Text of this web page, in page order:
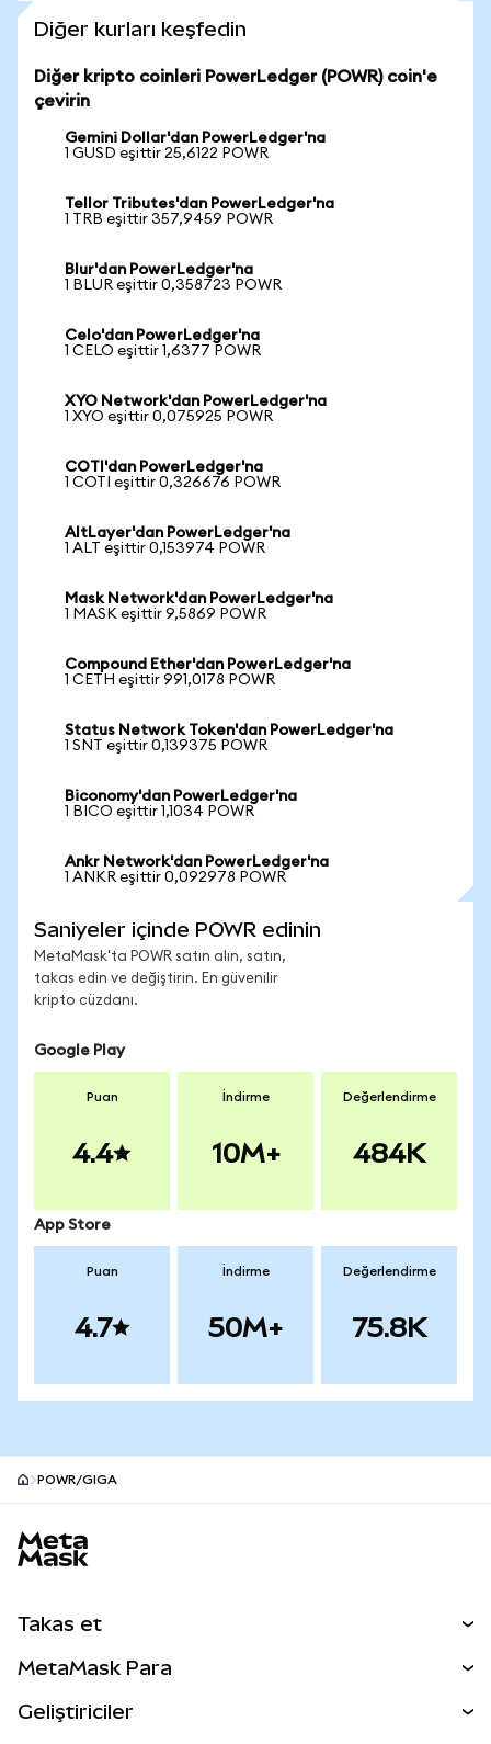
Diğer kurları keşfedin
Diğer kripto coinleri PowerLedger (POWR) coin'e
çevirin
Gemini Dollar'dan PowerLedger'na
1 GUSD eşittir 25,6122 POWR
Tellor Tributes'dan PowerLedger'na
1 TRB eşittir 357,9459 POWR
Blur'dan PowerLedger'na
1 BLUR eşittir 0,358723 POWR
Celo'dan PowerLedger'na
1 CELO eşittir 1,6377 POWR
XYO Network'dan PowerLedger'na
1 XYO eşittir 0,075925 POWR
COTI'dan PowerLedger'na
1 COTI eşittir 0,326676 POWR
AltLayer'dan PowerLedger'na
1 ALT eşittir 0,153974 POWR
Mask Network'dan PowerLedger'na
1 MASK eşittir 9,5869 POWR
Compound Ether'dan PowerLedger'na
1 CETH eşittir 991,0178 POWR
Status Network Token'dan PowerLedger'na
1 SNT eşittir 0,139375 POWR
Biconomy'dan PowerLedger'na
1 BICO eşittir 1,1034 POWR
Ankr Network'dan PowerLedger'na
1 ANKR eşittir 0,092978 POWR
Saniyeler içinde POWR edinin
MetaMask'ta POWR satın alın, satın,
takas edin ve değiştirin. En güvenilir
kripto cüzdanı.
Google Play
Puan
4.4
İndirme
10M+
Değerlendirme
484K
App Store
Puan
4.7
İndirme
50M+
Değerlendirme
75.8K
POWR/GIGA
Takas et
Perps
MetaMask Para
Geliştiriciler